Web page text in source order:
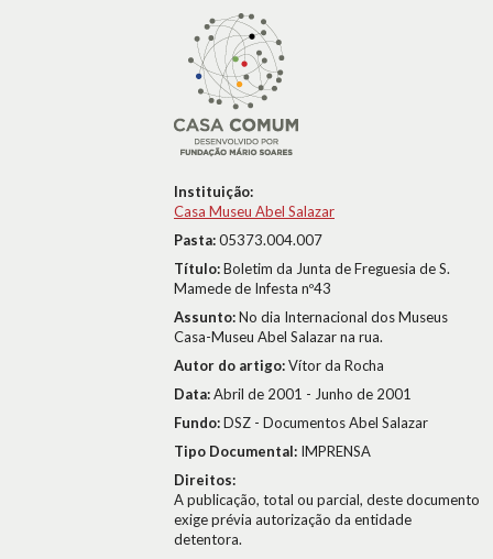
Instituição:
Casa Museu Abel Salazar
Pasta:05373.004.007
Título:Boletim da Junta de Freguesia de S.
Mamede de Infesta nº43
Assunto:No dia Internacional dos Museus 
Casa-Museu Abel Salazar na rua.
Autor do artigo:Vítor da Rocha
Data:Abril de 2001 - Junho de 2001
Fundo:DSZ - Documentos Abel Salazar
Tipo Documental: IMPRENSA
Direitos:
A publicação, total ou parcial, deste documento
exige prévia autorização da entidade
detentora.